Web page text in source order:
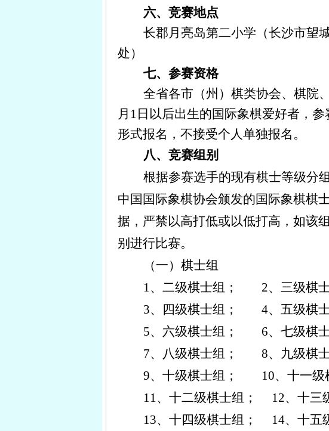
六、竞赛地点
长郡月亮岛第二小学（长沙市望
处）
七、参赛资格
全省各市（州）棋类协会、棋院
月1日以后出生的国际象棋爱好者 ，
形式报名，不接受个人单独报名。
八、竞赛组别
根据参赛选手的现有棋士等级分
中国国际象棋协会颁发的国际象棋棋
据，严禁以高打低或以低打高，如该
别进行比赛。
（一）棋士组
1、二级棋士组； 2、三级棋士
3、四级棋士组； 4、五级棋士
5、六级棋士组； 6、七级棋士
7、八级棋士组； 8、九级棋士
9、十级棋士组； 10、十一级
11、十二级棋士组； 12、十三
13、十四级棋士组； 14、十五